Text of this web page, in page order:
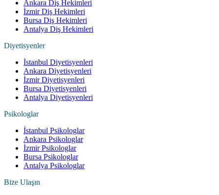
Ankara Diş Hekimleri
İzmir Diş Hekimleri
Bursa Diş Hekimleri
Antalya Diş Hekimleri
Diyetisyenler
İstanbul Diyetisyenleri
Ankara Diyetisyenleri
İzmir Diyetisyenleri
Bursa Diyetisyenleri
Antalya Diyetisyenleri
Psikologlar
İstanbul Psikologlar
Ankara Psikologlar
İzmir Psikologlar
Bursa Psikologlar
Antalya Psikologlar
Bize Ulaşın